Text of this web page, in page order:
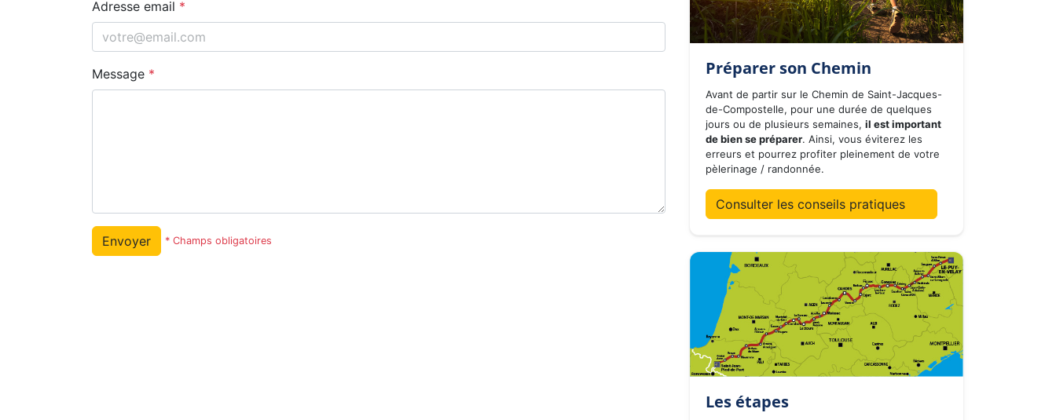
Adresse email *
Message *
Envoyer * Champs obligatoires
Préparer son Chemin
Avant de partir sur le Chemin de Saint-Jacques-
de-Compostelle, pour une durée de quelques
jours ou de plusieurs semaines, il est important
de bien se préparer. Ainsi, vous éviterez les
erreurs et pourrez profiter pleinement de votre
pèlerinage / randonnée.
Consulter les conseils pratiques
Les étapes